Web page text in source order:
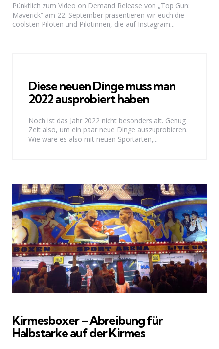
Pünktlich zum Video on Demand Release von „Top Gun:
Maverick“ am 22. September präsentieren wir euch die
coolsten Piloten und Pilotinnen, die auf Instagram...
Diese neuen Dinge muss man
2022 ausprobiert haben
Noch ist das Jahr 2022 nicht besonders alt. Genug
Zeit also, um ein paar neue Dinge auszuprobieren.
Wie wäre es also mit neuen Sportarten,...
Kirmesboxer – Abreibung für
Halbstarke auf der Kirmes